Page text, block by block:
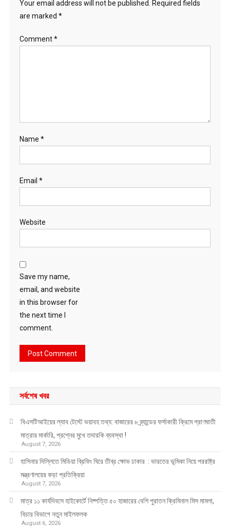
Your email address will not be published.
Required fields
are marked *
Comment*
Name *
Email *
Website
Save my name,
email, and website
in this browser for
the next time I
comment.
সর্বশেষ খবর
বিএসটিআইয়ের ল্যাব টেস্টে ভয়াবহ তথ্য: বাজারের ৮ ব্র্যান্ডের ফর্সাকারী ক্রিমে প্রাণঘাতী
মাত্রার মার্কারি, প্রশ্নের মুখে তদারকি ব্যবস্থা !
August 7, 2026
হাসিনার দিল্লিতে মিডিয়া ব্রিফিং ঘিরে তীব্র ক্ষোভ ঢাকার : ভারতের ভূমিকা নিয়ে পররাষ্ট্র
মন্ত্রণালয়ের কড়া প্রতিক্রিয়া
August 7, 2026
মাত্র ১১ কার্যদিবসে হাইকোর্টে নিষ্পত্তি ৫০ হাজারের বেশি পুরাতন ক্রিমিনাল মিস মামলা,
বিচার বিভাগে নতুন মাইলফলক
August 6, 2026